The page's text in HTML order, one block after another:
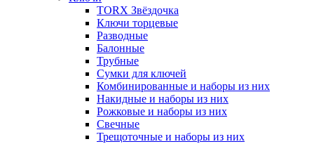
TORX Звёздочка
Ключи торцевые
Разводные
Балонные
Трубные
Сумки для ключей
Комбинированные и наборы из них
Накидные и наборы из них
Рожковые и наборы из них
Свечные
Трещоточные и наборы из них